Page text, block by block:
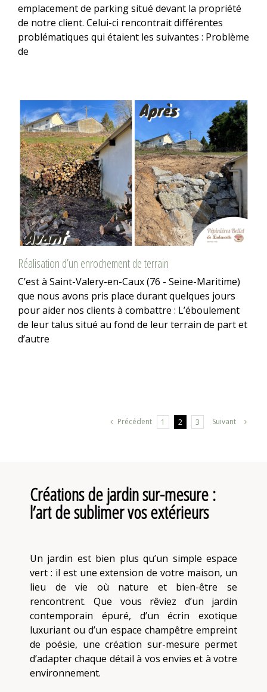
emplacement de parking situé devant la propriété
de notre client. Celui-ci rencontrait différentes
problématiques qui étaient les suivantes : Problème
de
Réalisation d’un enrochement de terrain
C’est à Saint-Valery-en-Caux (76 - Seine-Maritime)
que nous avons pris place durant quelques jours
pour aider nos clients à combattre : L’éboulement
de leur talus situé au fond de leur terrain de part et
d’autre
Précédent 1 2 3 Suivant
Créations de jardin sur-mesure :
l’art de sublimer vos extérieurs
Un jardin est bien plus qu’un simple espace
vert : il est une extension de votre maison, un
lieu de vie où nature et bien-être se
rencontrent. Que vous rêviez d’un jardin
contemporain épuré, d’un écrin exotique
luxuriant ou d’un espace champêtre empreint
de poésie, une création sur-mesure permet
d’adapter chaque détail à vos envies et à votre
environnement.